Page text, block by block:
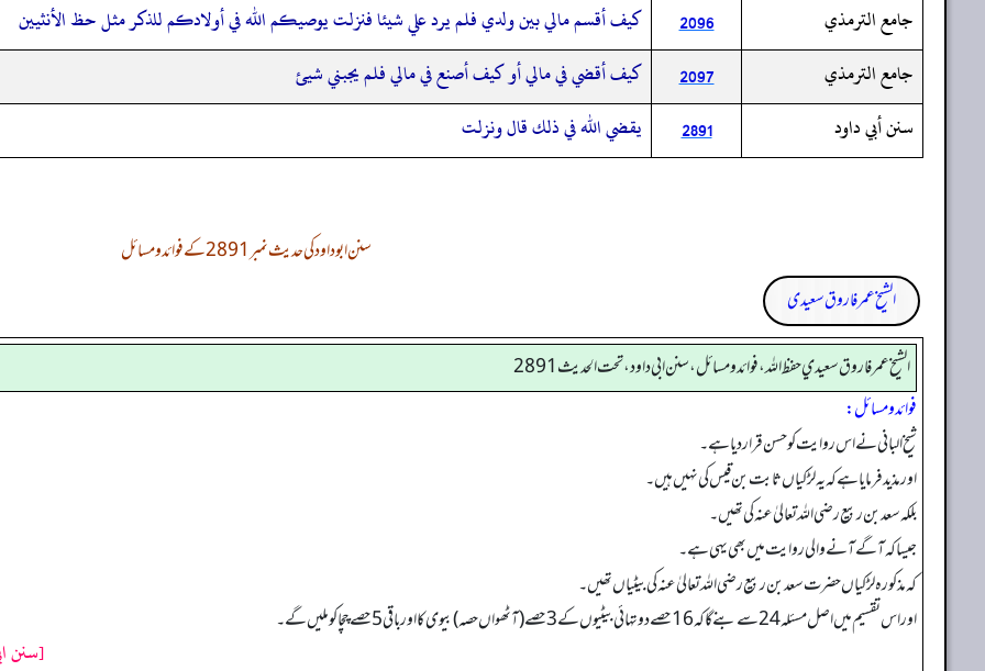
جامع الترمذي
2096
كيف أقسم مالي بين ولدي فلم يرد علي شيئا فنزلت يوصيكم الله في أولادكم للذكر مثل حظ الأنثيين
جامع الترمذي
2097
كيف أقضي في مالي أو كيف أصنع في مالي فلم يجبني شيئ
سنن أبي داود
2891 يقضي الله في ذلك قال ونزلت
سنن ابوداود کی حدیث نمبر 2891 کے فوائد و مسائل
الشیخ عمر فاروق سعیدی
الشيخ عمر فاروق سعيدي حفظ الله، فوائد و مسائل، سنن ابي داود ، تحت الحديث 2891
فوائد ومسائل:
شیخ البانی نے اس روایت کو حسن قرار دیا ہے۔
اور مذید فرمایا ہے کہ یہ لڑکیاں ثابت بن قیس کی نہیں ہیں۔
بلکہ سعد بن ربیع رضی اللہ تعالیٰ عنہ کی تھیں۔
جیسا کہ آگے آنے والی روایت میں بھی یہی ہے۔
کہ مذکورہ لڑکیاں حضرت سعد بن ربیع رضی اللہ تعالیٰ عنہ کی بیٹیاں تھیں۔
اور اس تقسیم میں اصل مسئلہ 24 سے بنے گا کہ 16 حصے دو تہائی بیٹیوں کے 3 حصے (آٹھواں حصہ) بیوی کا اور باقی 5 حصے چچا کو ملیں گے۔
[سنن